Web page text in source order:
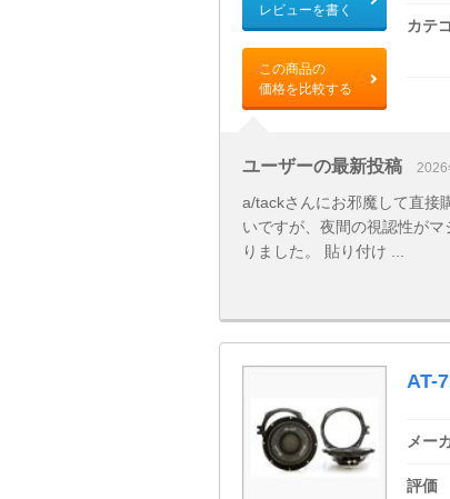
レビューを書く
この商品の
価格を比較する
カテ
ユーザーの最新投稿 2026
a/tackさんにお邪魔して直接
いですが、夜間の視認性が
りました。 貼り付け ...
AT-
メー
評価